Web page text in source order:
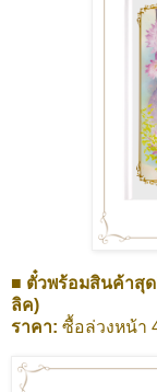
■ ตั๋วพร้อมสินค้าสุ
ลิค)
ราคา: ซื้อล่วงหน้า